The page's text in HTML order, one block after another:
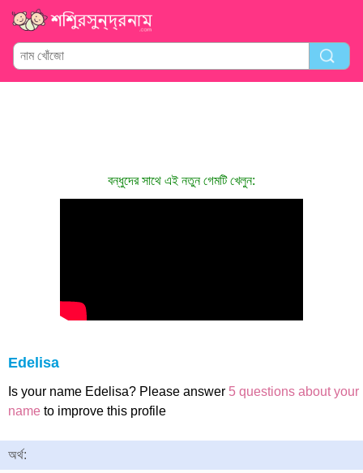
বন্ধুদের সাথে এই নতুন গেমটি খেলুন:
Edelisa
Is your name Edelisa? Please answer 5 questions about your
name to improve this profile
অর্থ: